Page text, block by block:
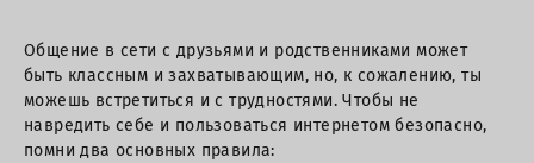
Общение в сети с друзьями и родственниками может
быть классным и захватывающим, но, к сожалению, ты
можешь встретиться и с трудностями. Чтобы не
навредить себе и пользоваться интернетом безопасно,
помни два основных правила: